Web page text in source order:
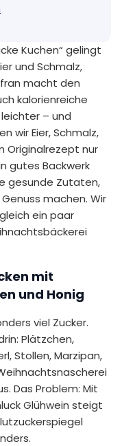
Kuchen“ gelingt
und Schmalz,
macht den
kalorienreiche
– und
wir Eier, Schmalz,
Originalrezept nur
gutes Backwerk
gesunde Zutaten,
machen. Wir
ein paar
mit
und Honig
viel Zucker.
Plätzchen,
Stollen, Marzipan,
Das Problem: Mit
Glühwein steigt